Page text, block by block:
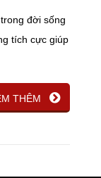
đời sống
tích cực giúp
THÊM